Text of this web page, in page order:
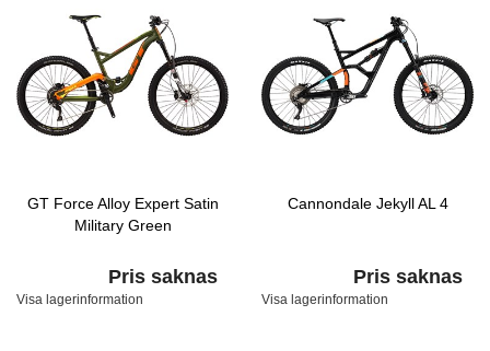
GT Force Alloy Expert Satin
Military Green
Pris saknas
Visa lagerinformation
Cannondale Jekyll AL 4
Pris saknas
Visa lagerinformation